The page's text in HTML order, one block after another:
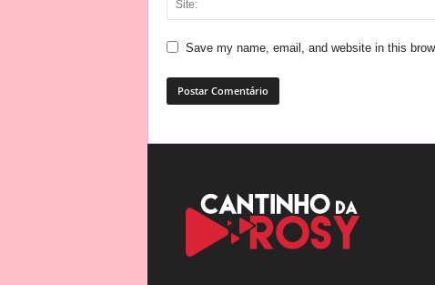
Save my name, email, and website in this